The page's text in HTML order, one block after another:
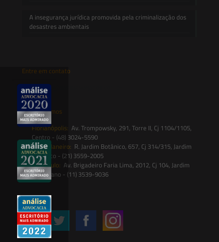
A insegurança jurídica promovida pela criminalização dos
desastres ambientais
Entre em contato
contato@saesadvogados.com.br
Onde estamos
Florianópolis: Av. Trompowsky, 291, Torre II, Cj 1104/1105,
Centro - (48) 3024-5590
Rio de Janeiro: R. Jardim Botânico, 657, Cj 314/315, Jardim
Botânico - (21) 3559-2005
São Paulo: Av. Brigadeiro Faria Lima, 2012, Cj 104, Jardim
Paulistano - (11) 3539-9036
Siga-nos